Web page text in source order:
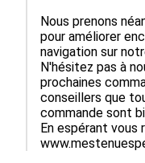
Nous prenons
pour améliorer
navigation sur
N'hésitez pas à
prochaines
conseillers que
commande sont
En espérant vous